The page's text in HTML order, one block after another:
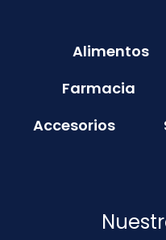
Alimentos
Farmacia
Accesorios